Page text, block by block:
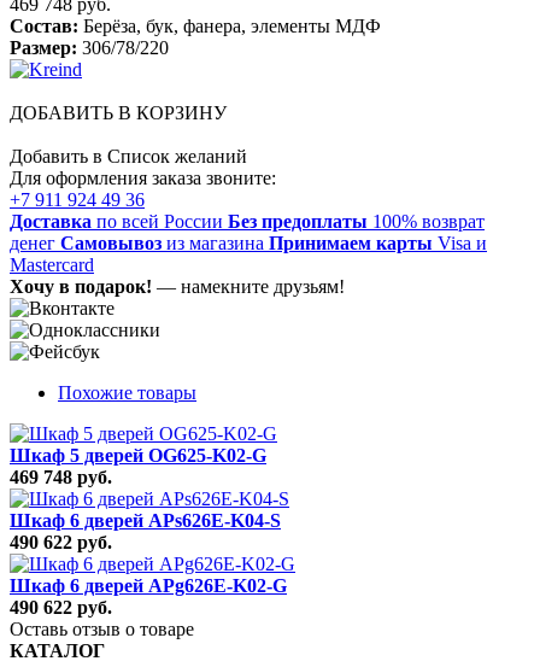
Состав: Берёза, бук, фанера, элементы МДФ
Размер: 306/78/220
ДОБАВИТЬ В КОРЗИНУ
Добавить в Список желаний
Для оформления заказа звоните:
+7 911 924 49 36
Доставка по всей России Без предоплаты 100% возврат
денег Самовывоз из магазина Принимаем карты Visa и
Mastercard
Хочу в подарок! — намекните друзьям!
Похожие товары
Шкаф 5 дверей OG625-K02-G
469 748 руб.
Шкаф 6 дверей APs626E-K04-S
490 622 руб.
Шкаф 6 дверей APg626E-K02-G
490 622 руб.
Оставь отзыв о товаре
КАТАЛОГ